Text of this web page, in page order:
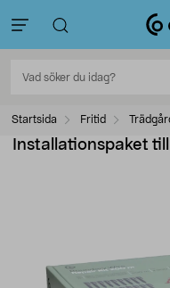
Startsida Fritid
Installationspaket